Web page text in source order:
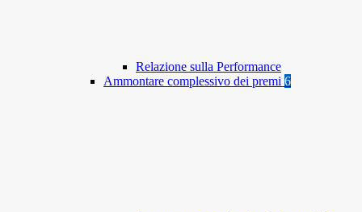
Relazione sulla Performance
Ammontare complessivo dei premi 6